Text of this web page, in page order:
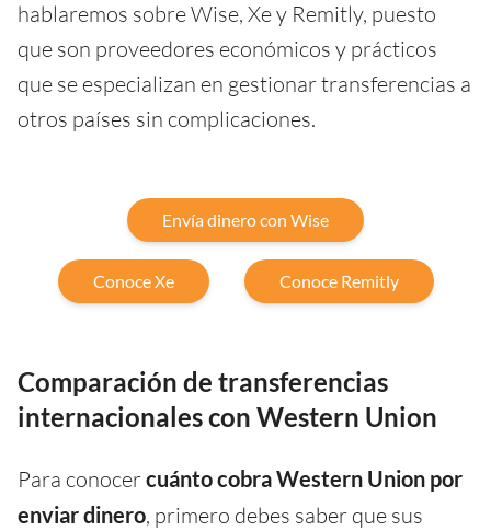
hablaremos sobre Wise, Xe y Remitly, puesto
que son proveedores económicos y prácticos
que se especializan en gestionar transferencias a
otros países sin complicaciones.
Envía dinero con Wise
Conoce Xe Conoce Remitly
Comparación de transferencias
internacionales con Western Union
Para conocercuánto cobra Western Union por
enviar dinero, primero debes saber que sus